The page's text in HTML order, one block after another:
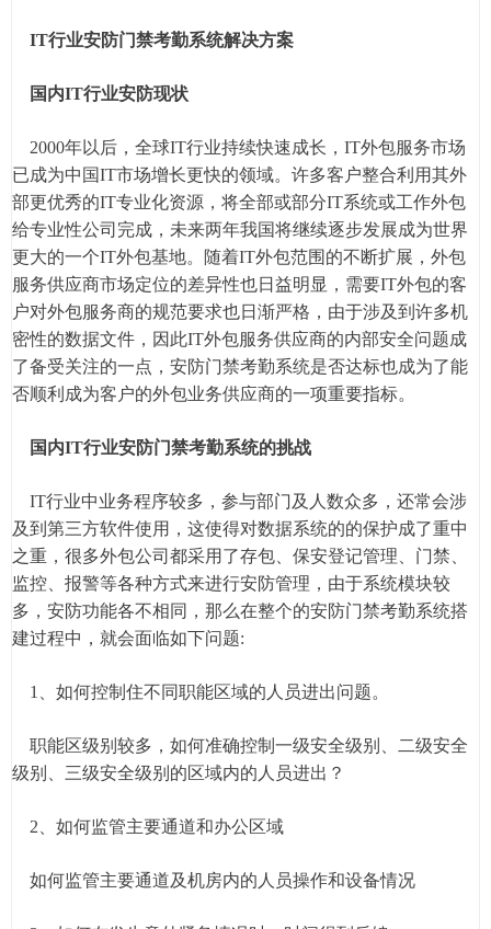
IT行业安防门禁考勤系统解决方案
国内IT行业安防现状
2000年以后，全球IT行业持续快速成长，IT外包服务市场
已成为中国IT市场增长更快的领域。许多客户整合利用其外
部更优秀的IT专业化资源，将全部或部分IT系统或工作外包
给专业性公司完成，未来两年我国将继续逐步发展成为世界
更大的一个IT外包基地。随着IT外包范围的不断扩展，外包
服务供应商市场定位的差异性也日益明显，需要IT外包的客
户对外包服务商的规范要求也日渐严格，由于涉及到许多机
密性的数据文件，因此IT外包服务供应商的内部安全问题成
了备受关注的一点，安防门禁考勤系统是否达标也成为了能
否顺利成为客户的外包业务供应商的一项重要指标。
国内IT行业安防门禁考勤系统的挑战
IT行业中业务程序较多，参与部门及人数众多，还常会涉
及到第三方软件使用，这使得对数据系统的的保护成了重中
之重，很多外包公司都采用了存包、保安登记管理、门禁、
监控、报警等各种方式来进行安防管理，由于系统模块较
多，安防功能各不相同，那么在整个的安防门禁考勤系统搭
建过程中，就会面临如下问题:
1、如何控制住不同职能区域的人员进出问题。
职能区级别较多，如何准确控制一级安全级别、二级安全
级别、三级安全级别的区域内的人员进出？
2、如何监管主要通道和办公区域
如何监管主要通道及机房内的人员操作和设备情况